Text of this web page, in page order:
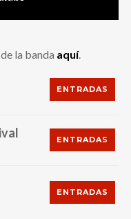
la banda aquí.
ENTRADAS
ENTRADAS
ENTRADAS